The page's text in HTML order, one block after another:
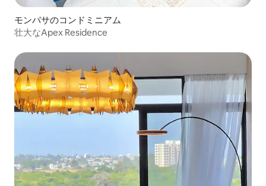
モンバサのコンドミニアム
壮大なApex Residence